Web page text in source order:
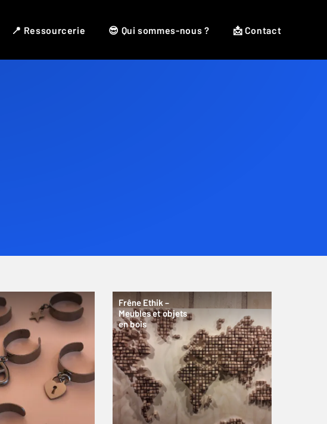
📍 Ressourcerie 😎 Qui sommes-nous ? 📩 Contact
Frêne Ethik –
Meubles et objets
en bois